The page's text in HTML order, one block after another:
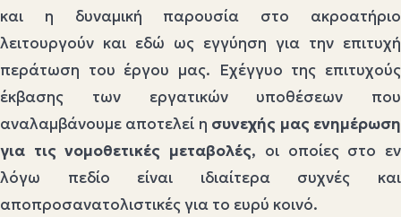
και η δυναμική παρουσία στο ακροατήριο
λειτουργούν και εδώ ως εγγύηση για την επιτυχή
περάτωση του έργου μας. Εχέγγυο της επιτυχούς
έκβασης των εργατικών υποθέσεων που
αναλαμβάνουμε αποτελεί η συνεχής μας ενημέρωση
για τις νομοθετικές μεταβολές, οι οποίες στο εν
λόγω πεδίο είναι ιδιαίτερα συχνές και
αποπροσανατολιστικές για το ευρύ κοινό.